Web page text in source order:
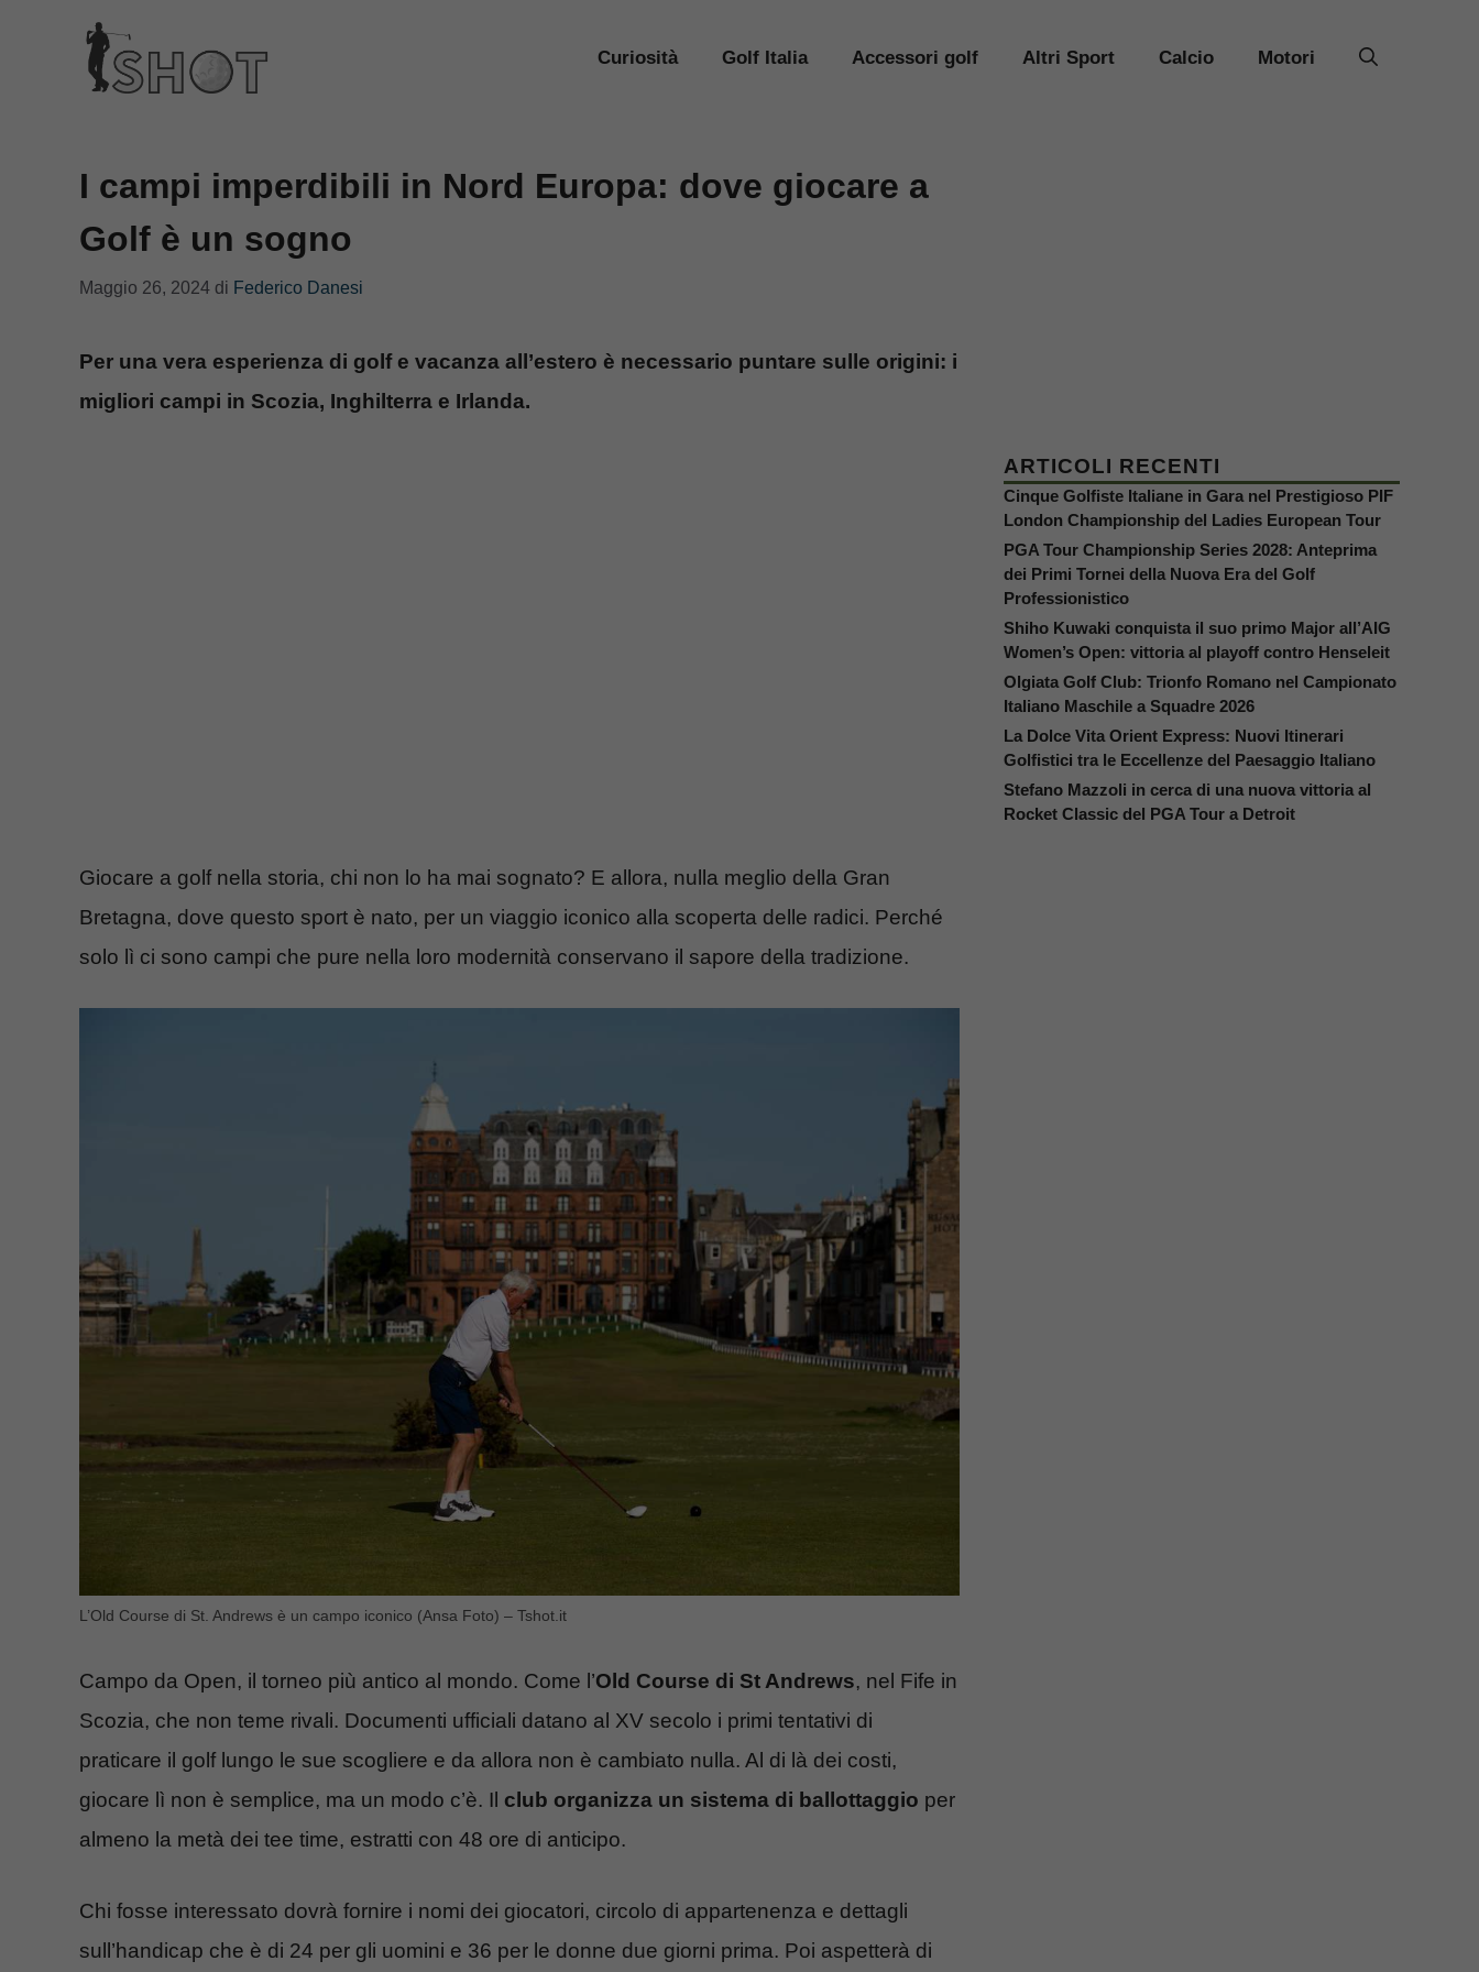
contenuto
Curiosità Golf Italia Accessori golf Altri Sport Calcio Motori
I campi imperdibili in Nord Europa: dove giocare a
Golf è un sogno
Maggio 26, 2024 di Federico Danesi
Per una vera esperienza di golf e vacanza all’estero è necessario puntare sulle origini: i
migliori campi in Scozia, Inghilterra e Irlanda.
Giocare a golf nella storia, chi non lo ha mai sognato? E allora, nulla meglio della Gran
Bretagna, dove questo sport è nato, per un viaggio iconico alla scoperta delle radici. Perché
solo lì ci sono campi che pure nella loro modernità conservano il sapore della tradizione.
L’Old Course di St. Andrews è un campo iconico (Ansa Foto) – Tshot.it
Campo da Open, il torneo più antico al mondo. Come l’Old Course di St Andrews, nel Fife in
Scozia, che non teme rivali. Documenti ufficiali datano al XV secolo i primi tentativi di
praticare il golf lungo le sue scogliere e da allora non è cambiato nulla. Al di là dei costi,
giocare lì non è semplice, ma un modo c’è. Il club organizza un sistema di ballottaggio per
almeno la metà dei tee time, estratti con 48 ore di anticipo.
Chi fosse interessato dovrà fornire i nomi dei giocatori, circolo di appartenenza e dettagli
sull’handicap che è di 24 per gli uomini e 36 per le donne due giorni prima. Poi aspetterà di
ARTICOLI RECENTI
Cinque Golfiste Italiane in Gara nel Prestigioso PIF
London Championship del Ladies European Tour
PGA Tour Championship Series 2028: Anteprima
dei Primi Tornei della Nuova Era del Golf
Professionistico
Shiho Kuwaki conquista il suo primo Major all’AIG
Women’s Open: vittoria al playoff contro Henseleit
Olgiata Golf Club: Trionfo Romano nel Campionato
Italiano Maschile a Squadre 2026
La Dolce Vita Orient Express: Nuovi Itinerari
Golfistici tra le Eccellenze del Paesaggio Italiano
Stefano Mazzoli in cerca di una nuova vittoria al
Rocket Classic del PGA Tour a Detroit